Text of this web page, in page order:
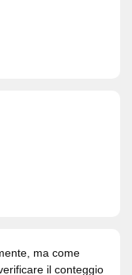
ma come
il conteggio